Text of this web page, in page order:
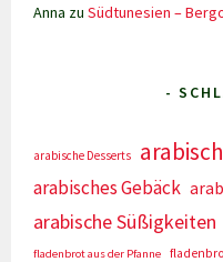
Anna zuSüdtunesien –
-
arabische Desserts
arabisches Gebäck
arabische Süßigkeiten
fladenbrot aus der Pfanne